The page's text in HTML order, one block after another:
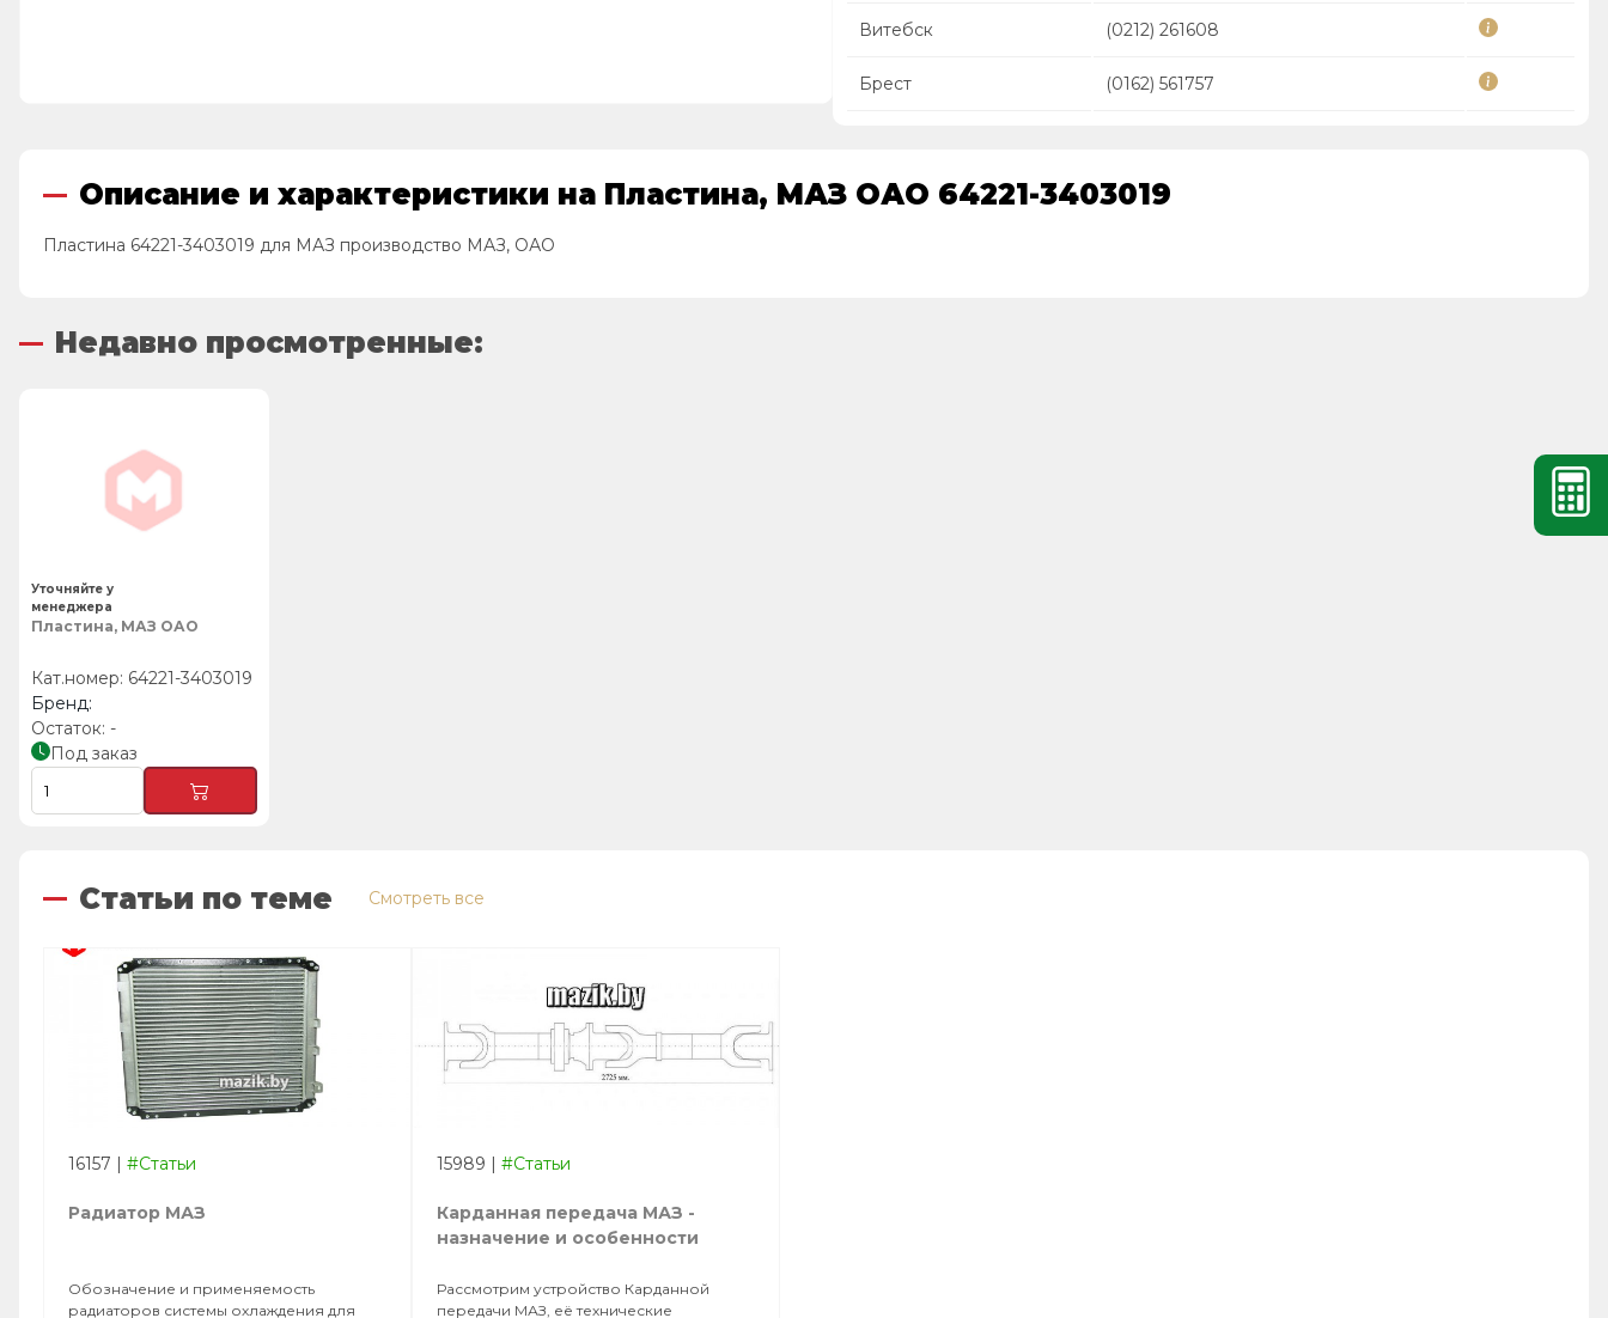
Витебск (0212) 261608
Брест (0162) 561757
Описание и характеристики на Пластина, МАЗ ОАО 64221-3403019
Пластина 64221-3403019 для МАЗ производство МАЗ, ОАО
Недавно просмотренные:
Пластина, МАЗ ОАО
64221-3403019
-
Под заказ
Уточняйте у
менеджера
Статьи по теме Смотреть все
16157 | #Статьи
Радиатор МАЗ
Обозначение и применяемость
радиаторов системы охлаждения для
15989 | #Статьи
Карданная передача МАЗ -
назначение и особенности
Рассмотрим устройство Карданной
передачи МАЗ, её технические